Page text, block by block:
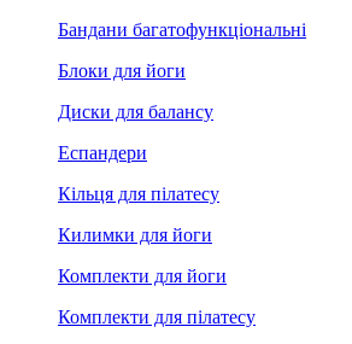
Бандани багатофункціональні
Блоки для йоги
Диски для балансу
Еспандери
Кільця для пілатесу
Килимки для йоги
Комплекти для йоги
Комплекти для пілатесу